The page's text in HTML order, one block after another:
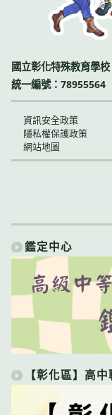
國立彰化特殊教育學校
統一編號：78955564
資訊安全政策
隱私權保護政策
網站地圖
鑑定中心
【彰化區】高